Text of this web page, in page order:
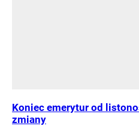
Koniec emerytur od
zmiany